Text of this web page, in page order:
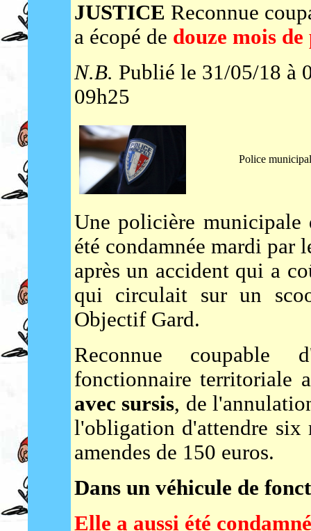
JUSTICE Reconnue
a écopé de douze mois
N.B. Publié le 31/05/18 à
09h25
Police
Une policière municipale
été condamnée mardi par
après un accident qui a
qui circulait sur un
Objectif Gard.
Reconnue coupable
fonctionnaire territoriale
avec sursis, de
l'obligation d'attendre six
amendes de 150 euros.
Dans un véhicule de
Elle a aussi été